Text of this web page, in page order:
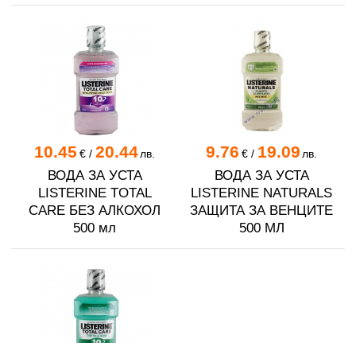
10.45 €/ 20.44лв.
ВОДА ЗА УСТА
LISTERINE TOTAL
CARE БЕЗ АЛКОХОЛ
500 мл
9.76 €/ 19.09 лв.
ВОДА ЗА УСТА
LISTERINЕ NATURALS
ЗАЩИТА ЗА ВЕНЦИТЕ
500 МЛ